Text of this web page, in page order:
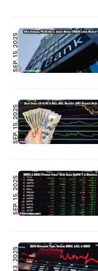
SEP. 15, 2025
SEP. 15, 2025
SEP. 15, 2025